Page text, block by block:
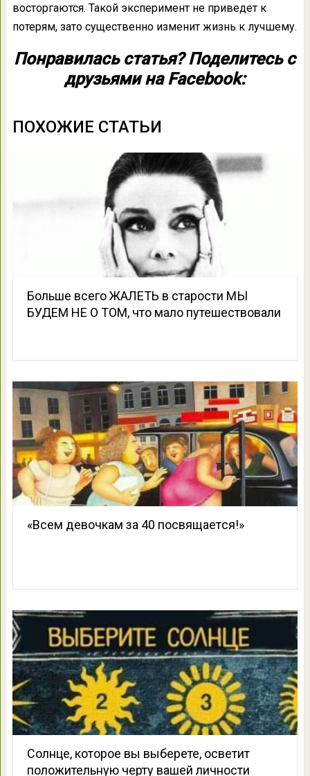
восторгаются. Такой эксперимент не приведет к
потерям, зато существенно изменит жизнь к лучшему.
Понравилась статья? Поделитесь с
друзьями на Facebook:
ПОХОЖИЕ СТАТЬИ
Больше всего ЖАЛЕТЬ в старости МЫ
БУДЕМ НЕ О ТОМ, что мало путешествовали
«Bceм девoчкaм зa 40 пocвящaетcя!»
Солнце, которое вы выберете, осветит
положительную черту вашей личности